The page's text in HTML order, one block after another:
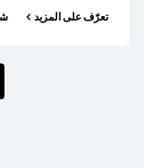
تعرّف على المزيد